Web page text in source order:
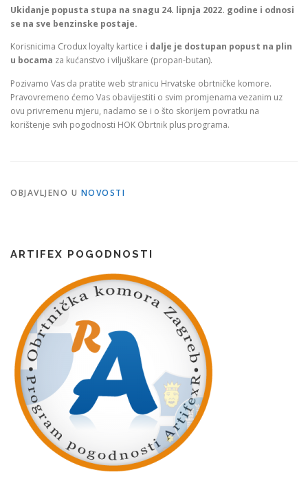
Ukidanje popusta stupa na snagu 24. lipnja 2022. godine i odnosi
se na sve benzinske postaje.
Korisnicima Crodux loyalty kartice i dalje je dostupan popust na plin
u bocama za kućanstvo i viljuškare (propan-butan).
Pozivamo Vas da pratite web stranicu Hrvatske obrtničke komore.
Pravovremeno ćemo Vas obavijestiti o svim promjenama vezanim uz
ovu privremenu mjeru, nadamo se i o što skorijem povratku na
korištenje svih pogodnosti HOK Obrtnik plus programa.
OBJAVLJENO U NOVOSTI
ARTIFEX POGODNOSTI